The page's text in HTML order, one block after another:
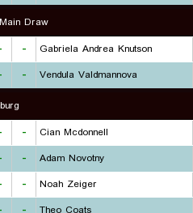
Draw
-
Gabriela Andrea Knutson
-
Vendula Valdmannova
-
Cian Mcdonnell
-
Adam Novotny
-
Noah Zeiger